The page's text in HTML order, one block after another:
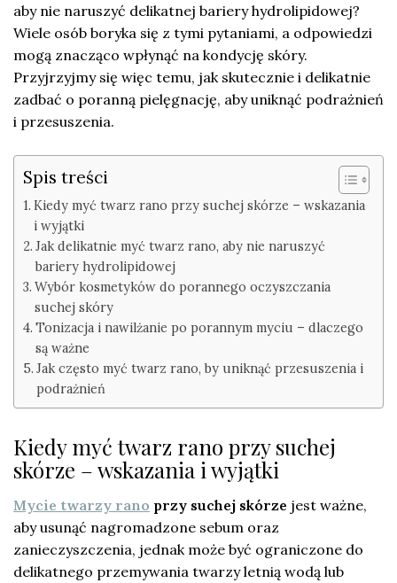
aby nie naruszyć delikatnej bariery hydrolipidowej?
Wiele osób boryka się z tymi pytaniami, a odpowiedzi
mogą znacząco wpłynąć na kondycję skóry.
Przyjrzyjmy się więc temu, jak skutecznie i delikatnie
zadbać o poranną pielęgnację, aby uniknąć podrażnień
i przesuszenia.
Spis treści
Kiedy myć twarz rano przy suchej skórze – wskazania
i wyjątki
Jak delikatnie myć twarz rano, aby nie naruszyć
bariery hydrolipidowej
Wybór kosmetyków do porannego oczyszczania
suchej skóry
Tonizacja i nawilżanie po porannym myciu – dlaczego
są ważne
Jak często myć twarz rano, by uniknąć przesuszenia i
podrażnień
Kiedy myć twarz rano przy suchej
skórze – wskazania i wyjątki
Mycie twarzy rano przy suchej skórze jest ważne,
aby usunąć nagromadzone sebum oraz
zanieczyszczenia, jednak może być ograniczone do
delikatnego przemywania twarzy letnią wodą lub